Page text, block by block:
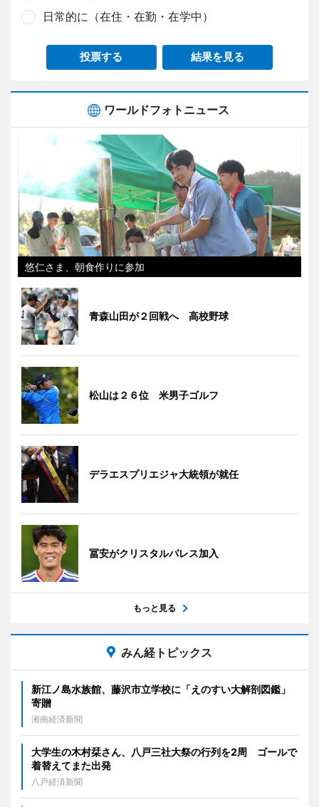
日常的に（在住・在勤・在学中）
投票する 結果を見る
ワールドフォトニュース
悠仁さま、朝食作りに参加
青森山田が２回戦へ 高校野球
松山は２６位 米男子ゴルフ
デラエスプリエジャ大統領が就任
冨安がクリスタルパレス加入
もっと見る
みん経トピックス
新江ノ島水族館、藤沢市立学校に「えのすい大解剖図鑑」
寄贈
湘南経済新聞
大学生の木村栞さん、八戸三社大祭の行列を2周 ゴールで
着替えてまた出発
八戸経済新聞